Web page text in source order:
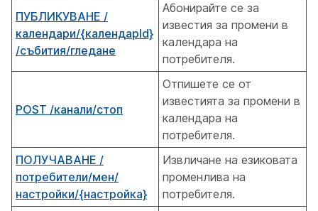
ПУБЛИКУВАНЕ /
календари/{календарId}
/събития/гледане
Абонирайте се за
известия за промени в
календара на
потребителя.
POST /канали/стоп
Отпишете се от
известията за промени в
календара на
потребителя.
ПОЛУЧАВАНЕ /
потребители/мен/
настройки/{настройка}
Извличане на езиковата
променлива на
потребителя.